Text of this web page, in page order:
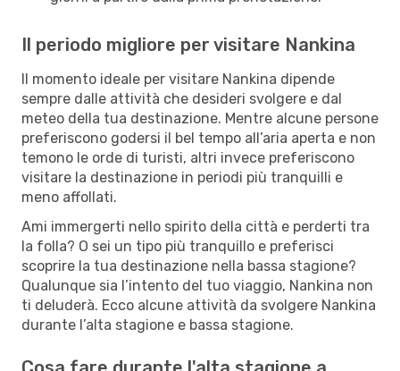
Il periodo migliore per visitare Nankina
Il momento ideale per visitare Nankina dipende
sempre dalle attività che desideri svolgere e dal
meteo della tua destinazione. Mentre alcune persone
preferiscono godersi il bel tempo all’aria aperta e non
temono le orde di turisti, altri invece preferiscono
visitare la destinazione in periodi più tranquilli e
meno affollati.
Ami immergerti nello spirito della città e perderti tra
la folla? O sei un tipo più tranquillo e preferisci
scoprire la tua destinazione nella bassa stagione?
Qualunque sia l’intento del tuo viaggio, Nankina non
ti deluderà. Ecco alcune attività da svolgere Nankina
durante l’alta stagione e bassa stagione.